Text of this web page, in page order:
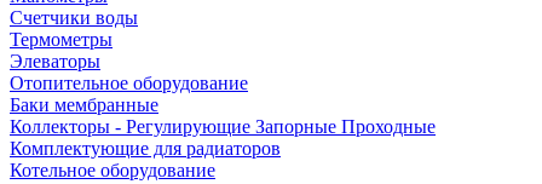
Счетчики воды
Термометры
Элеваторы
Отопительное оборудование
Баки мембранные
Коллекторы - Регулирующие Запорные Проходные
Комплектующие для радиаторов
Котельное оборудование